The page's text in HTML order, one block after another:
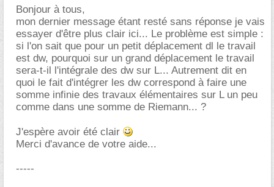
Bonjour à tous,
mon dernier message étant resté sans réponse je vais
essayer d'être plus clair ici... Le problème est simple :
si l'on sait que pour un petit déplacement dl le travail
est dw, pourquoi sur un grand déplacement le travail
sera-t-il l'intégrale des dw sur L... Autrement dit en
quoi le fait d'intégrer les dw correspond à faire une
somme infinie des travaux élémentaires sur L un peu
comme dans une somme de Riemann... ?
J'espère avoir été clair
Merci d'avance de votre aide...
-----